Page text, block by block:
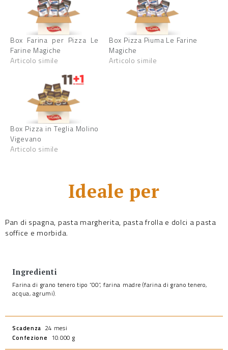
Box Farina per Pizza Le
Farine Magiche
Articolo simile
Box Pizza Piuma Le Farine
Magiche
Articolo simile
Box Pizza in Teglia Molino
Vigevano
Articolo simile
Ideale per
Pan di spagna, pasta margherita, pasta frolla e dolci a pasta
soffice e morbida.
Ingredienti
Farina di grano tenero tipo “00”, farina madre (farina di grano tenero,
acqua, agrumi).
Scadenza 24 mesi
Confezione
10.000 g